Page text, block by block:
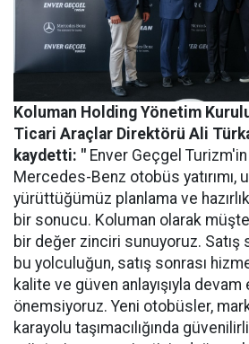
Koluman Holding Yönetim
Ticari Araçlar Direktörü Ali
kaydetti: " Enver Geçgel
Mercedes-Benz otobüs yatırımı,
yürüttüğümüz planlama ve
bir sonucu. Koluman olarak
bir değer zinciri sunuyoruz. Satış
bu yolculuğun, satış sonrası
kalite ve güven anlayışıyla
önemsiyoruz. Yeni otobüsler,
karayolu taşımacılığında